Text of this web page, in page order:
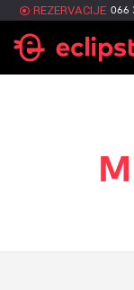
REZERVACIJE 066